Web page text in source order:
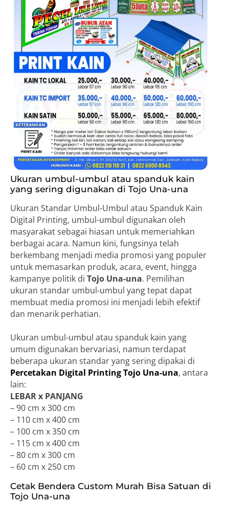
Ukuran umbul-umbul atau spanduk kain
yang sering digunakan di Tojo Una-una
Ukuran Standar Umbul-Umbul atau Spanduk Kain
Digital Printing, umbul-umbul digunakan oleh
masyarakat sebagai hiasan untuk memeriahkan
berbagai acara. Namun kini, fungsinya telah
berkembang menjadi media promosi yang populer
untuk memasarkan produk, acara, event, hingga
kampanye politik di Tojo Una-una. Pemilihan
ukuran standar umbul-umbul yang tepat dapat
membuat media promosi ini menjadi lebih efektif
dan menarik perhatian.
Ukuran umbul-umbul atau spanduk kain yang
umum digunakan bervariasi, namun terdapat
beberapa ukuran standar yang sering dipakai di
Percetakan Digital Printing Tojo Una-una, antara
lain:
LEBAR x PANJANG
– 90 cm x 300 cm
– 110 cm x 400 cm
– 100 cm x 350 cm
– 115 cm x 400 cm
– 80 cm x 300 cm
– 60 cm x 250 cm
Cetak Bendera Custom Murah Bisa Satuan di
Tojo Una-una